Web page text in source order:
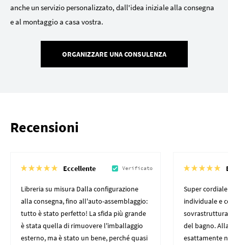
anche un servizio personalizzato, dall'idea iniziale alla consegna
e al montaggio a casa vostra.
ORGANIZZARE UNA CONSULENZA
Recensioni
Eccellente Verificato
Libreria su misura Dalla configurazione
alla consegna, fino all'auto-assemblaggio:
tutto è stato perfetto! La sfida più grande
è stata quella di rimuovere l'imballaggio
esterno, ma è stato un bene, perché quasi
Super
individuale e
del bagno.
esattamente